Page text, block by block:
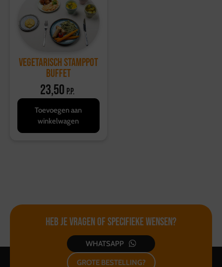
Vegetarisch stamppot
buffet
23,50 p.p.
Toevoegen aan
winkelwagen
Heb je vragen ofspecifieke wensen?
WHATSAPP
GROTE BESTELLING?